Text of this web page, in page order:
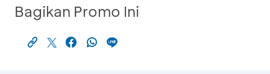
Bagikan Promo Ini